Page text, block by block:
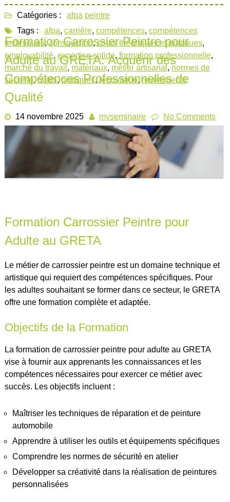
Catégories : afpa peintre
Tags :
afpa, carrière, compétences, compétences
techniques,construction,cours théoriques et pratiques,
employabilité, expertise solide, formation professionnelle,
marché du travail , matériaux, métier artisanal , normes de
sécurité,outils,pratiques,rénovation, revêtements
Formation Carrossier Peintre pour
Adulte au GRETA: Acquérir des
Compétences Professionnelles de
Qualité
14 novembre 2025 myseminaire No Comments
Formation Carrossier Peintre pour
Adulte au GRETA
Le métier de carrossier peintre est un domaine technique et
artistique qui requiert des compétences spécifiques. Pour
les adultes souhaitant se former dans ce secteur, le GRETA
offre une formation complète et adaptée.
Objectifs de la Formation
La formation de carrossier peintre pour adulte au GRETA
vise à fournir aux apprenants les connaissances et les
compétences nécessaires pour exercer ce métier avec
succès. Les objectifs incluent :
Maîtriser les techniques de réparation et de peinture
automobile
Apprendre à utiliser les outils et équipements spécifiques
Comprendre les normes de sécurité en atelier
Développer sa créativité dans la réalisation de peintures
personnalisées